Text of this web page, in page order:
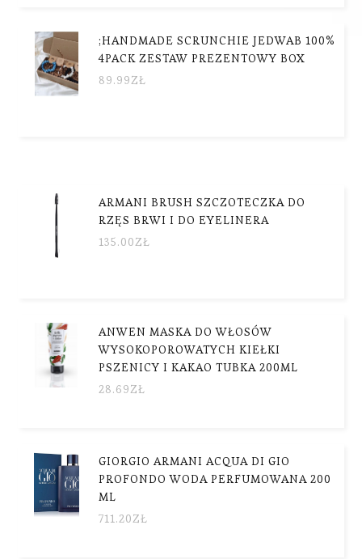
;HANDMADE SCRUNCHIE JEDWAB 100%
4PACK ZESTAW PREZENTOWY BOX
89.99ZŁ
ARMANI BRUSH SZCZOTECZKA DO
RZĘS BRWI I DO EYELINERA
135.00ZŁ
ANWEN MASKA DO WŁOSÓW
WYSOKOPOROWATYCH KIEŁKI
PSZENICY I KAKAO TUBKA 200ML
28.69ZŁ
GIORGIO ARMANI ACQUA DI GIO
PROFONDO WODA PERFUMOWANA 200
ML
711.20ZŁ